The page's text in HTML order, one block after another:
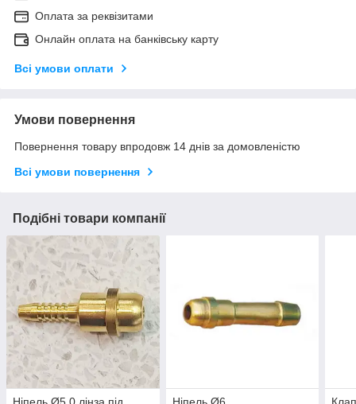
Оплата за реквізитами
Онлайн оплата на банківську карту
Всі умови оплати
Умови повернення
Повернення товару впродовж 14 днів за домовленістю
Всі умови повернення
Подібні товари компанії